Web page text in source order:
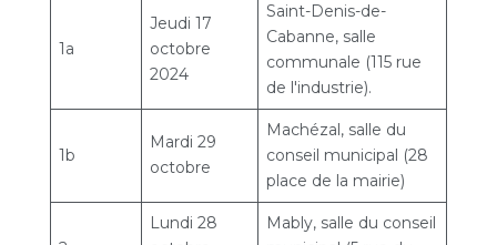
1a
Jeudi 17
octobre
2024
Saint-Denis-de-
Cabanne, salle
communale (115 rue
de l'industrie).
1b
Mardi 29
octobre
Machézal, salle du
conseil municipal (28
place de la mairie)
Lundi 28
Mably, salle du conseil